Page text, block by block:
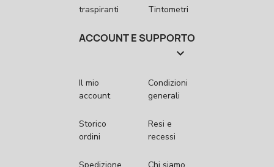
traspiranti
Tintometri
ACCOUNT E SUPPORTO

Il mio
account
Storico
ordini
Condizioni
generali
Resi e
recessi